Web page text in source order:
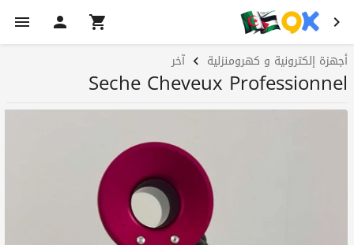
أجهزة إلكترونية و كهرومنزلية آخر
Seche Cheveux Professionnel